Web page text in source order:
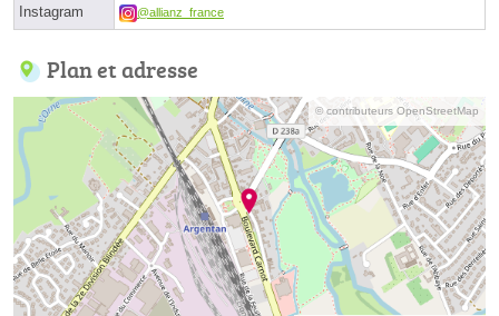
Instagram @allianz_france
Plan et adresse
© contributeurs OpenStreetMap